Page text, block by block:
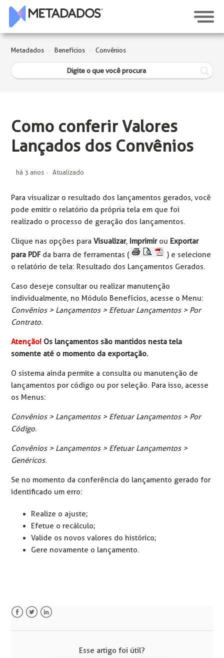
Metadados Benefícios Convênios
Como conferir Valores
Lançados dos Convênios
há 3 anos Atualizado
Para visualizar o resultado dos lançamentos gerados, você
pode emitir o relatório da própria tela em que foi
realizado o processo de geração dos lançamentos.
Clique nas opções paraVisualizar, Imprimirou Exportar
para PDFda barra de ferramentas (
) e selecione
o relatório de tela: Resultado dos Lançamentos Gerados.
Caso deseje consultar ou realizar manutenção
individualmente, no Módulo Benefícios, acesse o Menu:
Convênios > Lançamentos > Efetuar Lançamentos > Por
Contrato.
Atenção! Os lançamentos são mantidos nesta tela
somente até o momento da exportação.
O sistema ainda permite a consulta ou manutenção de
lançamentos por código ou por seleção. Para isso, acesse
os Menus:
Convênios > Lançamentos > Efetuar Lançamentos > Por
Código.
Convênios > Lançamentos > Efetuar Lançamentos >
Genéricos.
Se no momento da conferência do lançamento gerado for
identificado um erro:
Realize o ajuste;
Efetue o recálculo;
Valide os novos valores do histórico;
Gere novamente o lançamento.
Esse artigo foi útil?